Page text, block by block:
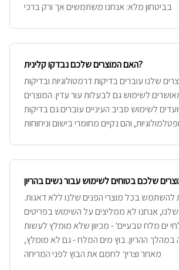
בביטחון מלא: אנחנו משתמשים אך ורק ברכי
האם המוצרים שלכם נבדקו קלינית?
שלנו עוברים בדיקות דרמטולוגיות ובדיקות
לשימוש גם לבעלות עור עדין. המוצרים
לשימוש סביב העיניים עוברים גם בדיקות
להשתמש בכל מוצרי הפנים שלנו ללא דאגות.
שלנו, אנחנו לא ממליצים על השימוש בפריטים
ים מלח טבעיים' - מכיוון שלא מומלץ לעשות
ההריון. בוץ מים המלח - גם לא מומלץ,
מאחר וצריך לחמם את הבוץ לפני המריחה